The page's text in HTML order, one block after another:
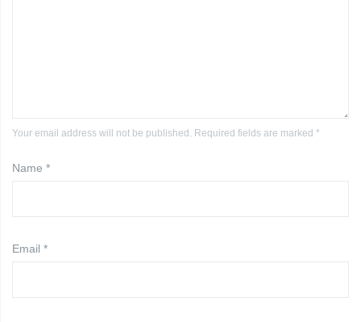
Your email address will not be published. Required fields are marked *
Name *
Email *